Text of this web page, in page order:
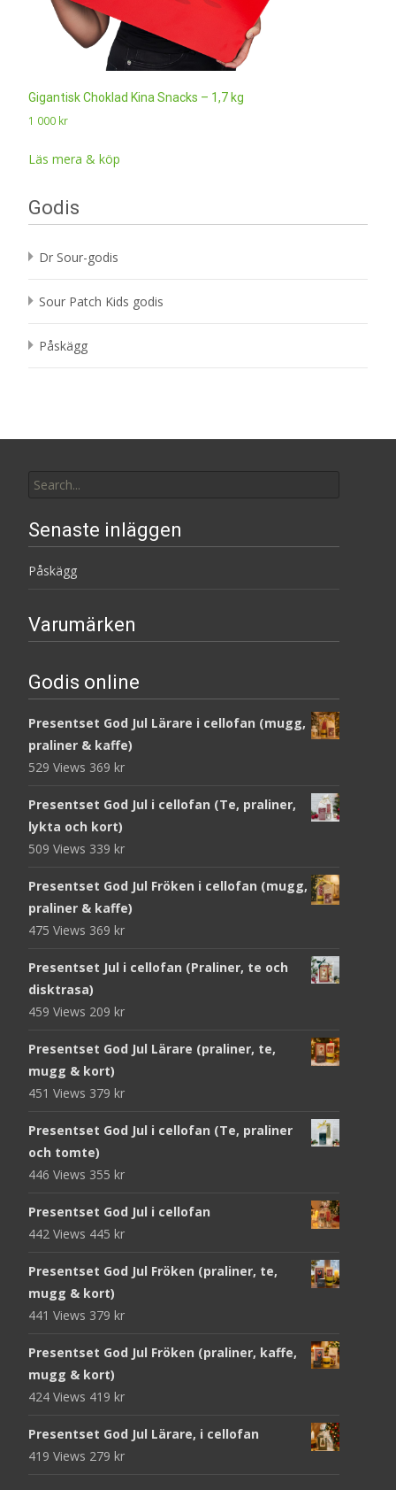
Gigantisk Choklad Kina Snacks – 1,7 kg
1 000 kr
Läs mera & köp
Godis
Dr Sour-godis
Sour Patch Kids godis
Påskägg
for:
Senaste inläggen
Påskägg
Varumärken
Godis online
Presentset God Jul Lärare i cellofan (mugg,
praliner & kaffe)
529 Views 369 kr
Presentset God Jul i cellofan (Te, praliner,
lykta och kort)
509 Views 339 kr
Presentset God Jul Fröken i cellofan (mugg,
praliner & kaffe)
475 Views 369 kr
Presentset Jul i cellofan (Praliner, te och
disktrasa)
459 Views 209 kr
Presentset God Jul Lärare (praliner, te,
mugg & kort)
451 Views 379 kr
Presentset God Jul i cellofan (Te, praliner
och tomte)
446 Views 355 kr
Presentset God Jul i cellofan
442 Views 445 kr
Presentset God Jul Fröken (praliner, te,
mugg & kort)
441 Views 379 kr
Presentset God Jul Fröken (praliner, kaffe,
mugg & kort)
424 Views 419 kr
Presentset God Jul Lärare, i cellofan
419 Views 279 kr